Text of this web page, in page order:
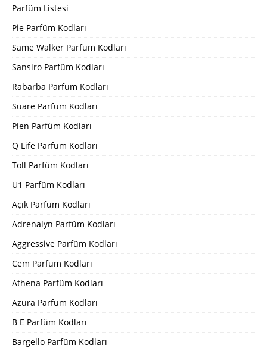
Parfüm Listesi
Pie Parfüm Kodları
Same Walker Parfüm Kodları
Sansiro Parfüm Kodları
Rabarba Parfüm Kodları
Suare Parfüm Kodları
Pien Parfüm Kodları
Q Life Parfüm Kodları
Toll Parfüm Kodları
U1 Parfüm Kodları
Açık Parfüm Kodları
Adrenalyn Parfüm Kodları
Aggressive Parfüm Kodları
Cem Parfüm Kodları
Athena Parfüm Kodları
Azura Parfüm Kodları
B E Parfüm Kodları
Bargello Parfüm Kodları